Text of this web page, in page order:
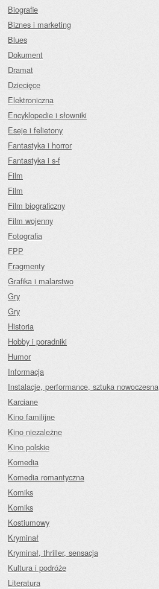
Biografie
Biznes i marketing
Blues
Dokument
Dramat
Dziecięce
Elektroniczna
Encyklopedie i słowniki
Eseje i felietony
Fantastyka i horror
Fantastyka i s-f
Film
Film
Film biograficzny
Film wojenny
Fotografia
FPP
Fragmenty
Grafika i malarstwo
Gry
Gry
Historia
Hobby i poradniki
Humor
Informacja
Instalacje, performance, sztuka nowoczesna
Karciane
Kino familijne
Kino niezależne
Kino polskie
Komedia
Komedia romantyczna
Komiks
Komiks
Kostiumowy
Kryminał
Kryminał, thriller, sensacja
Kultura i podróże
Literatura